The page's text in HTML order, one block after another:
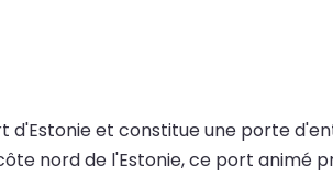
d'Estonie et constitue une porte
nord de l'Estonie, ce port animé